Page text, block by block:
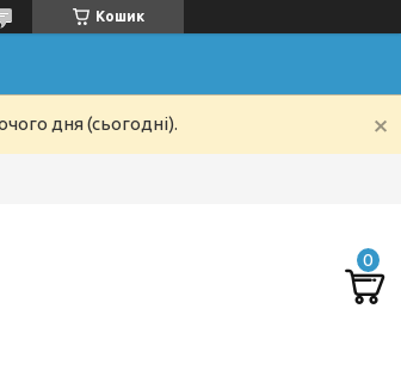
Кошик
дня (сьогодні).